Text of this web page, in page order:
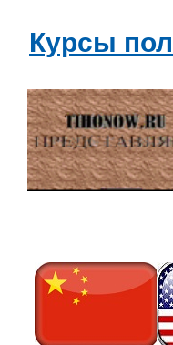
Курсы